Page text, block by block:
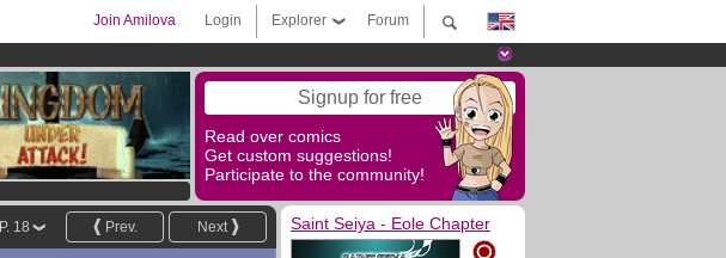
Forum
Explorer
Login
Join Amilova
Signup for free
Read over comics
Get custom suggestions!
Participate to the community!
Next
Prev.
P. 18 Saint Seiya - Eole Chapter